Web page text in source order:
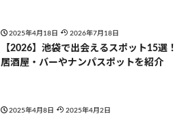
2025年4月18日 2026年7月18日
【2026】池袋で出会えるスポット15選！
居酒屋・バーやナンパスポットを紹介
2025年4月8日 2025年4月2日